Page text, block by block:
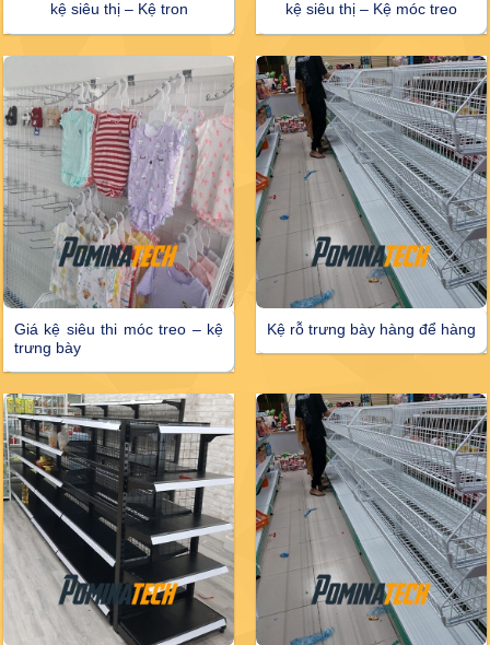
kệ siêu thị – Kệ tron kệ siêu thị – Kệ móc treo
Giá kệ siêu thi móc treo – kệ
trưng bày
Kệ rỗ trưng bày hàng để hàng